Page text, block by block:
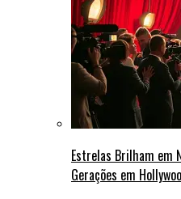
Estrelas Brilham em
Gerações em